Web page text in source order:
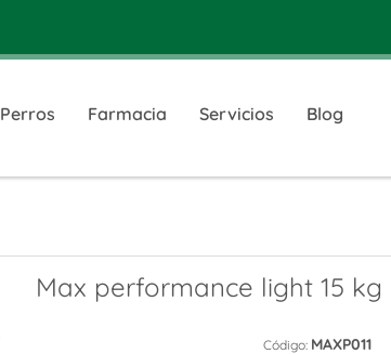
Perros Farmacia Servicios Blog
Max performance light 15 kg
Código: MAXP011